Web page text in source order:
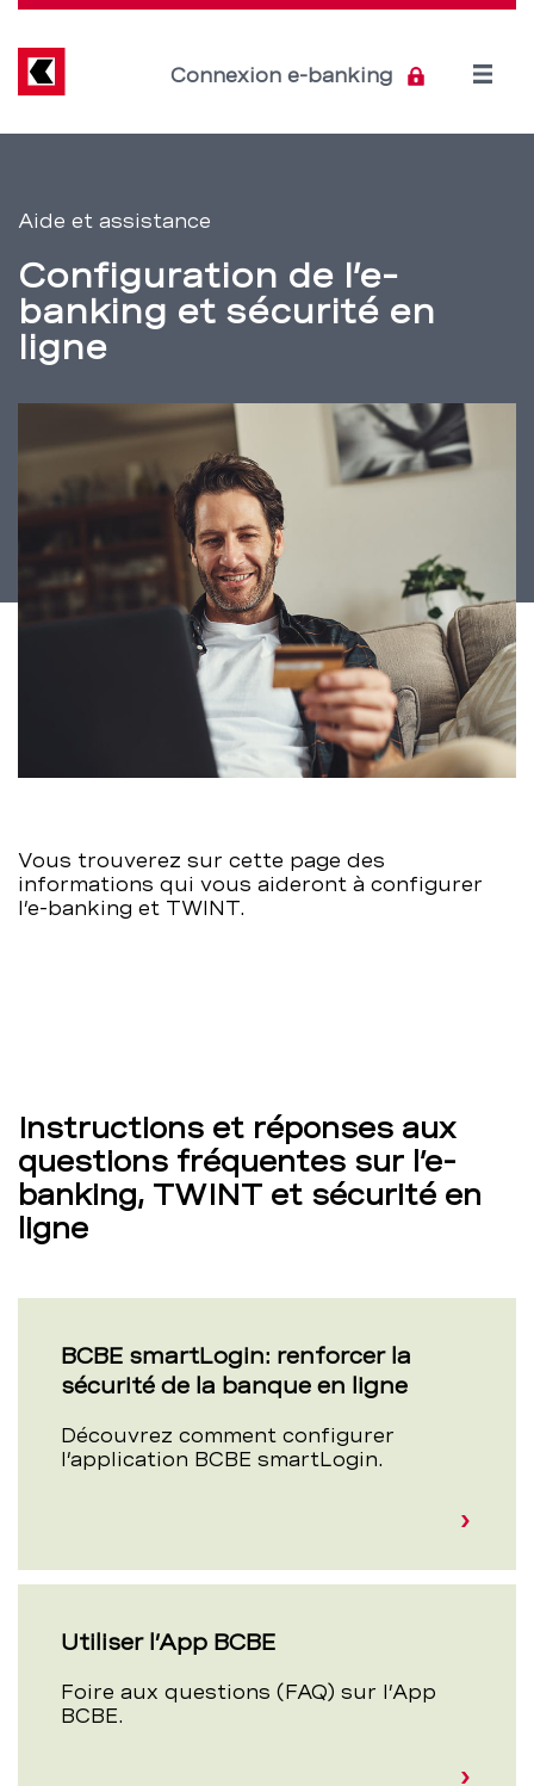
et
assistance:
e-
banking
–
BCBE
Direkt
Inhalt
Connexion e-banking
Open
navigation
de
service
Aide et assistance
Configuration de l’e-
banking et sécurité en
ligne
Vous trouverez sur cette page des
informations qui vous aideront à configurer
l’e-banking et TWINT.
Instructions et réponses aux
questions fréquentes sur l’e-
banking, TWINT et sécurité en
ligne
BCBE smartLogin: renforcer la
sécurité de la banque en ligne
Découvrez comment configurer
l’application BCBE smartLogin.
Utiliser l’App BCBE
Foire aux questions (FAQ) sur l’App
BCBE.